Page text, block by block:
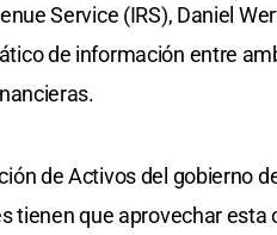
Service (IRS), Daniel
de información entre
de Activos del gobierno
tienen que aprovechar